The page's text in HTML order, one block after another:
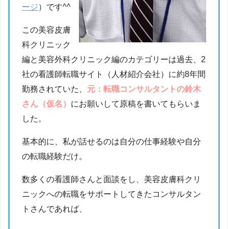
ージ）です^^
この美容皮膚
科クリニック
編と美容外科クリニック編のカテゴリーは過去、2
社の看護師転職サイト（人材紹介会社）に約8年間
勤務されていた、 元：転職コンサルタントの鈴木
さん（仮名） にお願いして原稿を書いてもらいま
した。
基本的に、私が話せるのは自分の仕事経験や自分
の転職経験だけ。
数多くの看護師さんと面談をし、美容皮膚科クリ
ニックへの転職をサポートしてきたコンサルタン
トさんであれば、